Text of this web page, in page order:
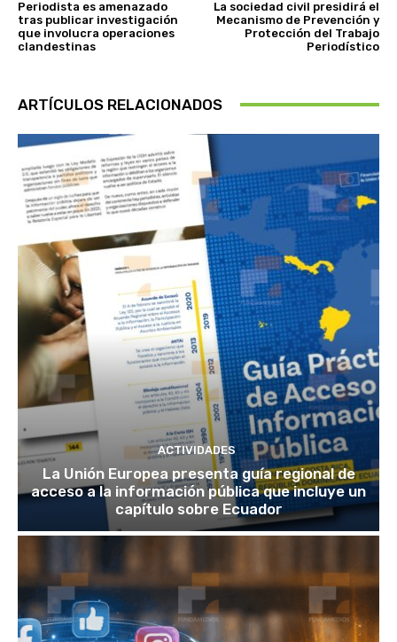
Periodista es amenazado
tras publicar investigación
que involucra operaciones
clandestinas
La sociedad civil presidirá el
Mecanismo de Prevención y
Protección del Trabajo
Periodístico
ARTÍCULOS RELACIONADOS
ACTIVIDADES
La Unión Europea presenta guía regional de
acceso a la información pública que incluye un
capítulo sobre Ecuador